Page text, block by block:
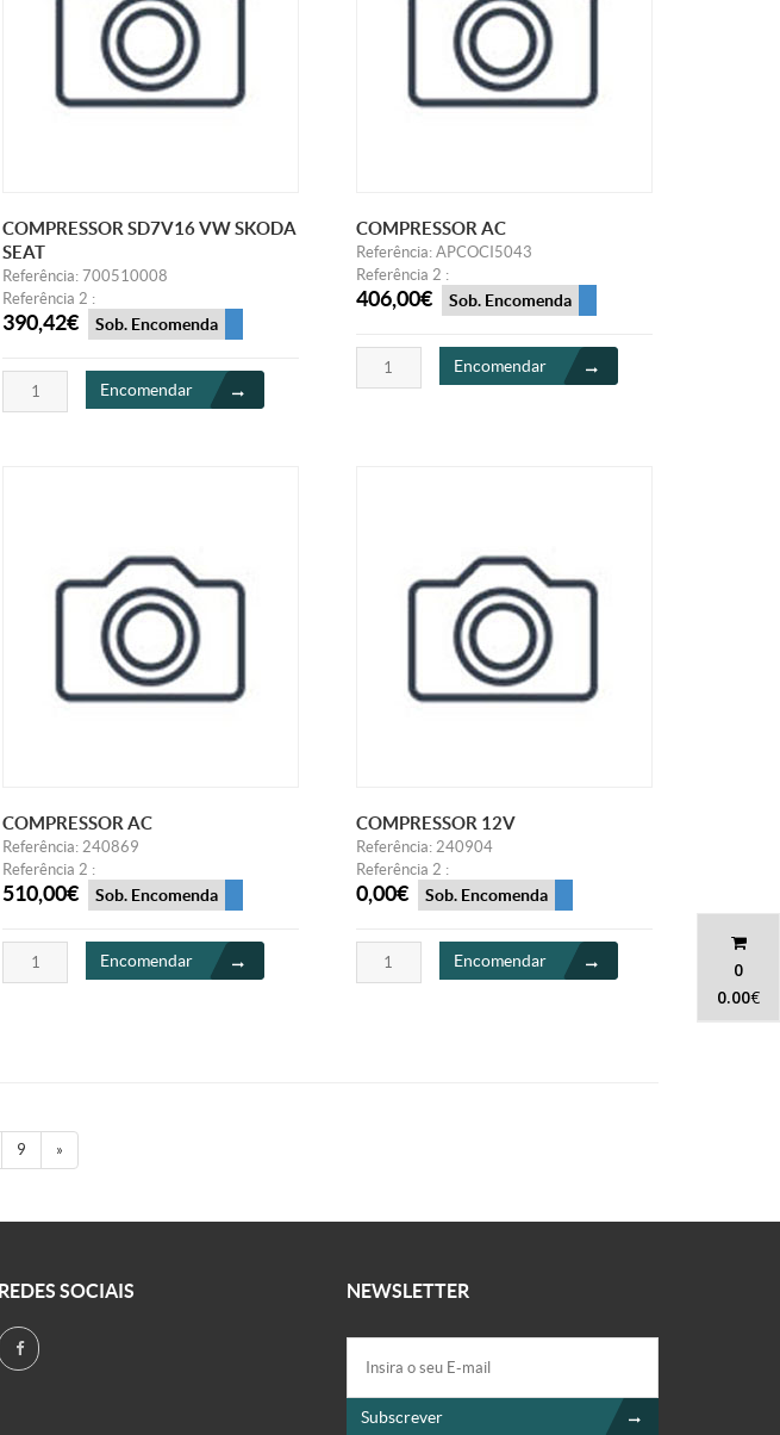
0
0.00€
COMPRESSOR SD7V16 VW SKODA
SEAT
Referência: 700510008
Referência 2 :
390,42€ Sob. Encomenda
Encomendar
COMPRESSOR AC
Referência: APCOCI5043
Referência 2 :
406,00€ Sob. Encomenda
Encomendar
COMPRESSOR AC
Referência: 240869
Referência 2 :
510,00€ Sob. Encomenda
Encomendar
COMPRESSOR 12V
Referência: 240904
Referência 2 :
0,00€ Sob. Encomenda
Encomendar
9 »
REDES SOCIAIS NEWSLETTER
Subscrever